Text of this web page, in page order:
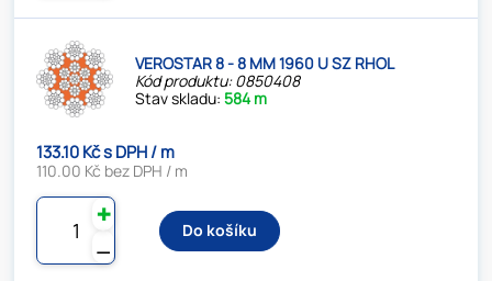
VEROSTAR 8 - 8 MM 1960 U SZ RHOL
Kód produktu: 0850408
Stav skladu:584 m
133.10 Kč s DPH / m
110.00 Kč bez DPH / m
⚊
✚
Do košíku